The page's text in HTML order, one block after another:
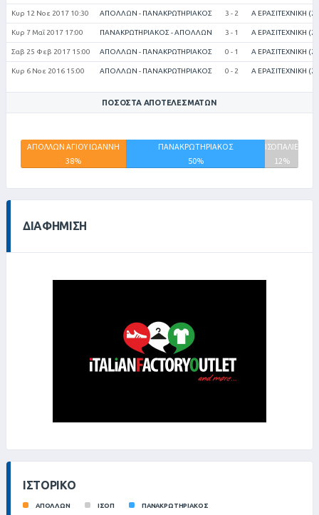
Κυρ 12 Νοε 2017 10:30 ΑΠΟΛΛΩΝ - ΠΑΝΑΚΡΩΤΗΡΙΑΚΟΣ 3 - 2 Α ΕΡΑΣΙΤΕΧΝΙΚΗ
Κυρ 7 Μαΐ 2017 17:00 ΠΑΝΑΚΡΩΤΗΡΙΑΚΟΣ - ΑΠΟΛΛΩΝ 3 - 1 Α ΕΡΑΣΙΤΕΧΝΙΚΗ
Σαβ 25 Φεβ 2017 15:00 ΑΠΟΛΛΩΝ - ΠΑΝΑΚΡΩΤΗΡΙΑΚΟΣ 0 - 1 Α ΕΡΑΣΙΤΕΧΝΙΚΗ
Κυρ 6 Νοε 2016 15:00 ΑΠΟΛΛΩΝ - ΠΑΝΑΚΡΩΤΗΡΙΑΚΟΣ 0 - 2 Α ΕΡΑΣΙΤΕΧΝΙΚΗ
ΠΟΣΟΣΤΆ ΑΠΟΤΕΛΕΣΜΆΤΩΝ
ΑΠΟΛΛΩΝ ΑΓΙΟΥ ΙΩΑΝΝΗ
38%
ΠΑΝΑΚΡΩΤΗΡΙΑΚΟΣ
50%
ΙΣΟΠΑΛΙΕΣ
12%
ΔΙΑΦΉΜΙΣΗ
ΙΣΤΟΡΙΚΌ
ΑΠΟΛΛΩΝ ΙΣΟΠ ΠΑΝΑΚΡΩΤΗΡΙΑΚΟΣ